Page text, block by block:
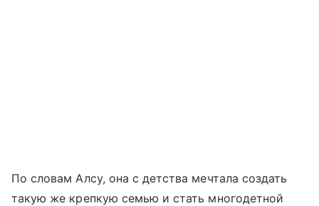
По словам Алсу, она с детства мечтала создать
такую же крепкую семью и стать многодетной